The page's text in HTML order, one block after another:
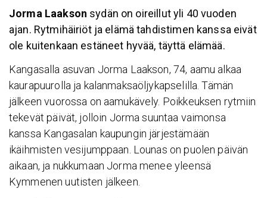
Jorma Laakson sydän on oireillut yli 40 vuoden
ajan. Rytmihäiriöt ja elämä tahdistimen kanssa eivät
ole kuitenkaan estäneet hyvää, täyttä elämää.
Kangasalla asuvan Jorma Laakson, 74, aamu alkaa
kaurapuurolla ja kalanmaksaöljykapselilla. Tämän
jälkeen vuorossa on aamukävely. Poikkeuksen rytmiin
tekevät päivät, jolloin Jorma suuntaa vaimonsa
kanssa Kangasalan kaupungin järjestämään
ikäihmisten vesijumppaan. Lounas on puolen päivän
aikaan, ja nukkumaan Jorma menee yleensä
Kymmenen uutisten jälkeen.